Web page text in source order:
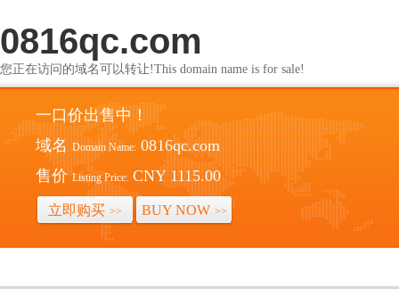
0816qc.com
您正在访问的域名可以转让!This domain name is for sale!
一口价出售中！
域名 Domain Name: 0816qc.com
售价 Listing Price: CNY 1115.00
立即购买 >> BUY NOW >>